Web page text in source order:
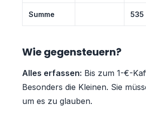
Summe 535
Wie gegensteuern?
Alles erfassen: Bis zum 1-€-
Besonders die Kleinen. Sie
um es zu glauben.